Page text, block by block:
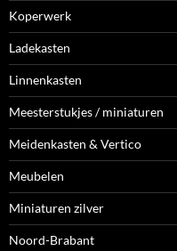
Koperwerk
Ladekasten
Linnenkasten
Meesterstukjes / miniaturen
Meidenkasten & Vertico
Meubelen
Miniaturen zilver
Noord-Brabant